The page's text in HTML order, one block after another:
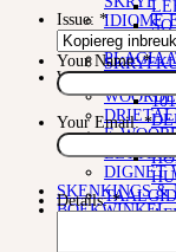
IDIOME
‘N
E-
DIGNET
SKENKINGS &
BOEKWINKEL
4
Issue: *
Your Name:*
Your Email:*
Details:*